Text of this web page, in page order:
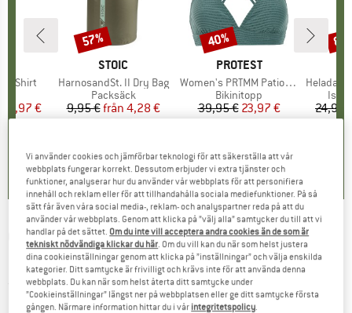
T-Shirt
pris
62,97 €
VARUMÄRKE
STOIC
Produkter
HarnosandSt. II Dry Bag
Produktgrupp
Packsäck
Pris
9,95 € Reducerat pris
från 4,28 €
5,0 (2
Rabatt
57%
VARUMÄRKE
PROTEST
Produkter
Women's PRTMM Patio Triangle
Produktgrupp
Bikinitopp
Pris
39,95 €Reducerat pris
23,97 €
4,9
Rabatt
40%
Produkter
HeladagenSt.
24,95
GOSOAKY -Kid's Fox and Hound -
Dubbeljacka
(0)
Vi använder cookies och jämförbar teknologi för att säkerställa att vår
webbplats fungerar korrekt. Dessutom erbjuder vi extra tjänster och
funktioner, analyserar hur du använder vår webbplats för att personifiera
innehåll och reklam eller för att tillhandahålla sociala mediefunktioner. På så
sätt får även våra social media-, reklam- och analyspartner reda på att du
använder vår webbplats. Genom att klicka på ”välj alla” samtycker du till att vi
handlar på det sättet. Om du inte vill acceptera andra cookies än de som är
tekniskt nödvändiga klickar du här. Om du vill kan du när som helst justera
dina cookieinställningar genom att klicka på ”inställningar” och välja enskilda
kategorier. Ditt samtycke är frivilligt och krävs inte för att använda denna
webbplats. Du kan när som helst återta ditt samtycke under
”Cookieinställningar” längst ner på webbplatsen eller ge ditt samtycke första
gången. Närmare information hittar du i vår integritetspolicy.